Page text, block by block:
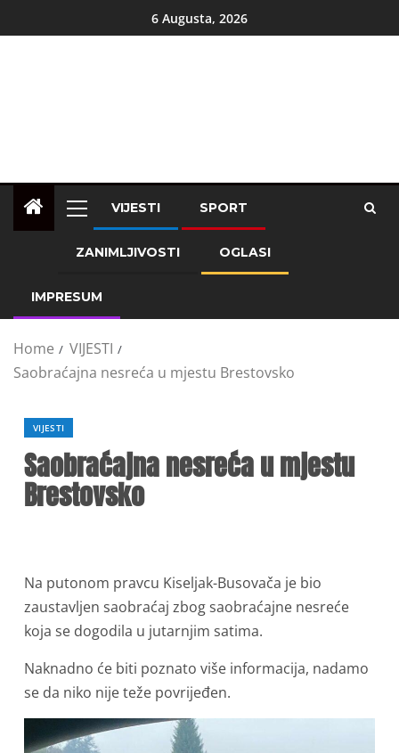
6 Augusta, 2026
VIJESTI SPORT
ZANIMLJIVOSTI OGLASI
IMPRESUM
Home
VIJESTI
Saobraćajna nesreća u mjestu Brestovsko
VIJESTI
Saobraćajna nesreća u mjestu
Brestovsko
Na putonom pravcu Kiseljak-Busovača je bio
zaustavljen saobraćaj zbog saobraćajne nesreće
koja se dogodila u jutarnjim satima.
Naknadno će biti poznato više informacija, nadamo
se da niko nije teže povrijeđen.